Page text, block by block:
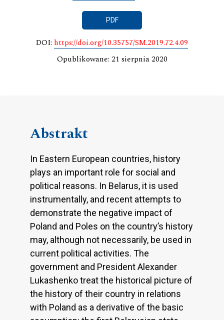
PDF
DOI: https://doi.org/10.35757/SM.2019.72.4.09
Opublikowane: 21 sierpnia 2020
Abstrakt
In Eastern European countries, history
plays an important role for social and
political reasons. In Belarus, it is used
instrumentally, and recent attempts to
demonstrate the negative impact of
Poland and Poles on the country’s history
may, although not necessarily, be used in
current political activities. The
government and President Alexander
Lukashenko treat the historical picture of
the history of their country in relations
with Poland as a derivative of the basic